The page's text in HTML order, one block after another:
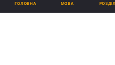
ГОЛОВНА МОВА